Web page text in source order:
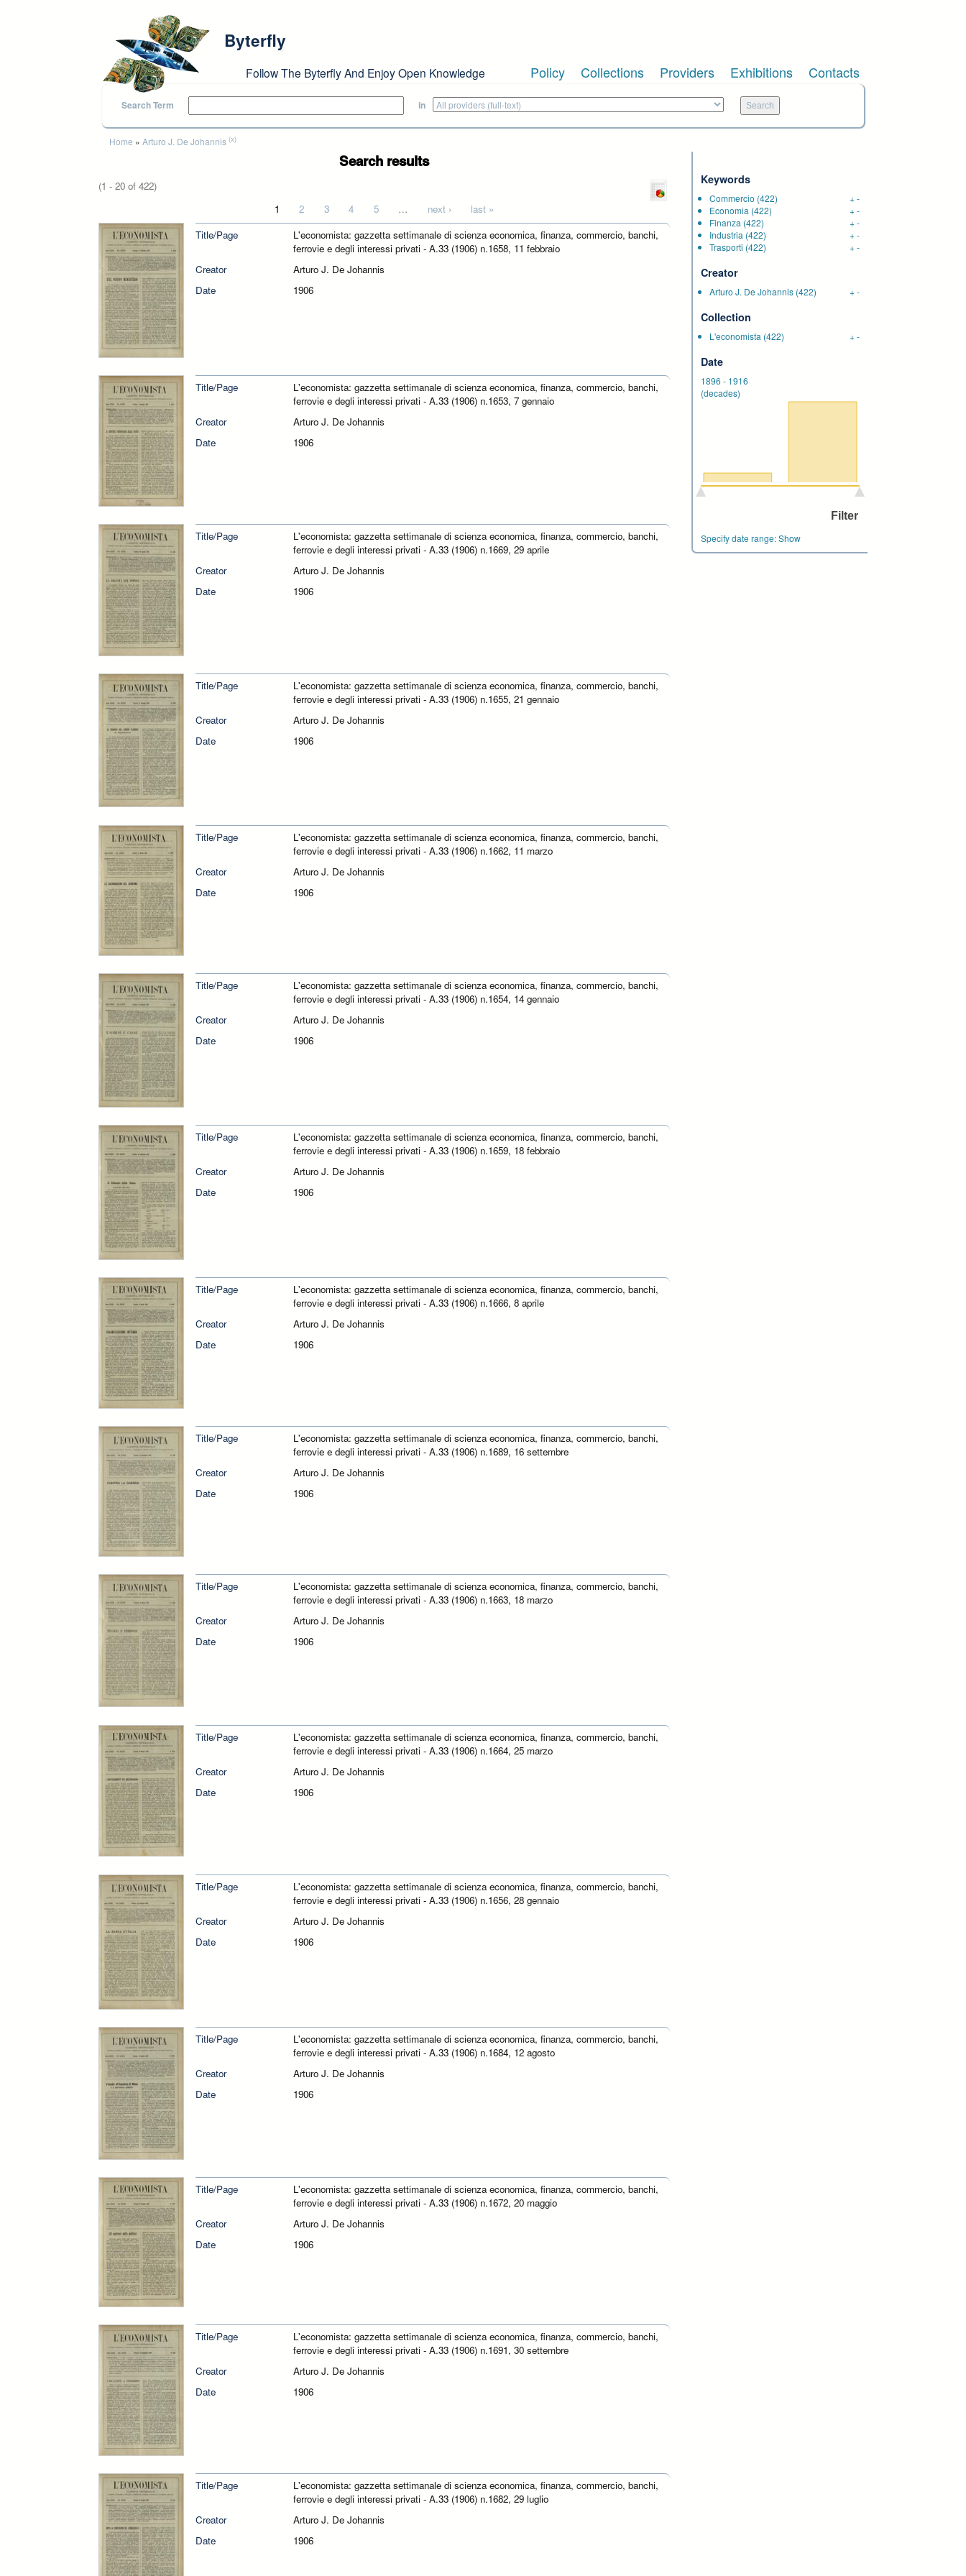
Byterfly
Follow The Byterfly And Enjoy Open Knowledge Policy Collections Providers Exhibitions Contacts
Search Term in
You are here
Home » Arturo J. De Johannis (x)
Search results
(1 - 20 of 422)
1 2 3 4 5 … next ›
last »
Title/Page
L'economista: gazzetta settimanale di scienza economica, finanza, commercio, banchi,
ferrovie e degli interessi privati - A.33 (1906) n.1658, 11 febbraio
Creator
Arturo J. De Johannis
Date
1906
Title/Page
L'economista: gazzetta settimanale di scienza economica, finanza, commercio, banchi,
ferrovie e degli interessi privati - A.33 (1906) n.1653, 7 gennaio
Creator
Arturo J. De Johannis
Date
1906
Title/Page
L'economista: gazzetta settimanale di scienza economica, finanza, commercio, banchi,
ferrovie e degli interessi privati - A.33 (1906) n.1669, 29 aprile
Creator
Arturo J. De Johannis
Date
1906
Title/Page
L'economista: gazzetta settimanale di scienza economica, finanza, commercio, banchi,
ferrovie e degli interessi privati - A.33 (1906) n.1655, 21 gennaio
Creator
Arturo J. De Johannis
Date
1906
Title/Page
L'economista: gazzetta settimanale di scienza economica, finanza, commercio, banchi,
ferrovie e degli interessi privati - A.33 (1906) n.1662, 11 marzo
Creator
Arturo J. De Johannis
Date
1906
Title/Page
L'economista: gazzetta settimanale di scienza economica, finanza, commercio, banchi,
ferrovie e degli interessi privati - A.33 (1906) n.1654, 14 gennaio
Creator
Arturo J. De Johannis
Date
1906
Title/Page
L'economista: gazzetta settimanale di scienza economica, finanza, commercio, banchi,
ferrovie e degli interessi privati - A.33 (1906) n.1659, 18 febbraio
Creator
Arturo J. De Johannis
Date
1906
Title/Page
L'economista: gazzetta settimanale di scienza economica, finanza, commercio, banchi,
ferrovie e degli interessi privati - A.33 (1906) n.1666, 8 aprile
Creator
Arturo J. De Johannis
Date
1906
Title/Page
L'economista: gazzetta settimanale di scienza economica, finanza, commercio, banchi,
ferrovie e degli interessi privati - A.33 (1906) n.1689, 16 settembre
Creator
Arturo J. De Johannis
Date
1906
Title/Page
L'economista: gazzetta settimanale di scienza economica, finanza, commercio, banchi,
ferrovie e degli interessi privati - A.33 (1906) n.1663, 18 marzo
Creator
Arturo J. De Johannis
Date
1906
Title/Page
L'economista: gazzetta settimanale di scienza economica, finanza, commercio, banchi,
ferrovie e degli interessi privati - A.33 (1906) n.1664, 25 marzo
Creator
Arturo J. De Johannis
Date
1906
Title/Page
L'economista: gazzetta settimanale di scienza economica, finanza, commercio, banchi,
ferrovie e degli interessi privati - A.33 (1906) n.1656, 28 gennaio
Creator
Arturo J. De Johannis
Date
1906
Title/Page
L'economista: gazzetta settimanale di scienza economica, finanza, commercio, banchi,
ferrovie e degli interessi privati - A.33 (1906) n.1684, 12 agosto
Creator
Arturo J. De Johannis
Date
1906
Title/Page
L'economista: gazzetta settimanale di scienza economica, finanza, commercio, banchi,
ferrovie e degli interessi privati - A.33 (1906) n.1672, 20 maggio
Creator
Arturo J. De Johannis
Date
1906
Title/Page
L'economista: gazzetta settimanale di scienza economica, finanza, commercio, banchi,
ferrovie e degli interessi privati - A.33 (1906) n.1691, 30 settembre
Creator
Arturo J. De Johannis
Date
1906
Title/Page
L'economista: gazzetta settimanale di scienza economica, finanza, commercio, banchi,
ferrovie e degli interessi privati - A.33 (1906) n.1682, 29 luglio
Creator
Arturo J. De Johannis
Date
1906
Keywords
Commercio (422) +-
Economia (422) +-
Finanza (422) +-
Industria (422) +-
Trasporti (422) +-
Creator
Arturo J. De Johannis (422) +-
Collection
L'economista (422) +-
Date
1896 - 1916
(decades)
Specify date range:Show